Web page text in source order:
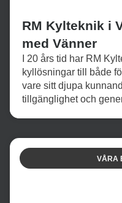
RM Kylteknik i
med Vänner
I 20 års tid har RM
kyllösningar till både
vare sitt djupa
tillgänglighet och
VÅRA